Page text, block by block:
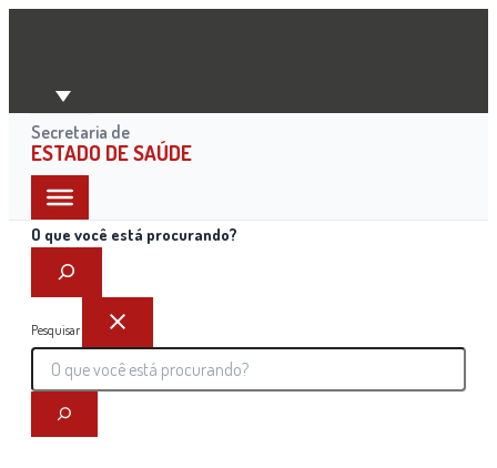
Ir
conteúdo
Secretaria de
ESTADO DE SAÚDE
O que você está procurando?
Pesquisar